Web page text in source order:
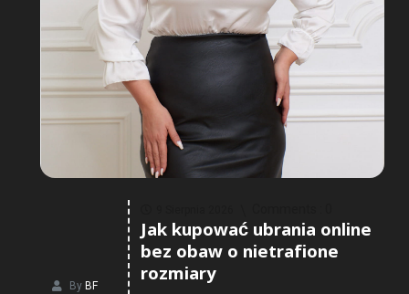
By BF
Jak kupować ubrania online
bez obaw o nietrafione
rozmiary